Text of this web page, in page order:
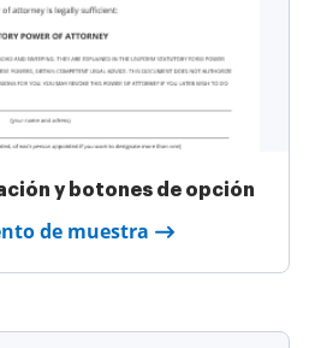
y botones de opción
de muestra